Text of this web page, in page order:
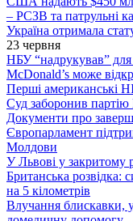
– РСЗВ та патрульні
Україна отримала
23 червня
НБУ “надрукував” для
McDonald’s може
Перші американські
Суд заборонив партію
Документи про
Європарламент
Молдови
У Львові у закритому
Британська розвідка:
на 5 кілометрів
Влучання блискавки,